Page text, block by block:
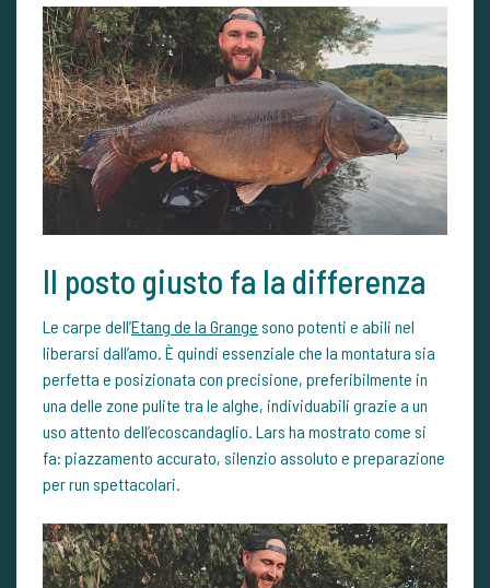
Il posto giusto fa la differenza
Le carpe dell’Etang de la Grange sono potenti e abili nel
liberarsi dall’amo. È quindi essenziale che la montatura sia
perfetta e posizionata con precisione, preferibilmente in
una delle zone pulite tra le alghe, individuabili grazie a un
uso attento dell’ecoscandaglio. Lars ha mostrato come si
fa: piazzamento accurato, silenzio assoluto e preparazione
per run spettacolari.